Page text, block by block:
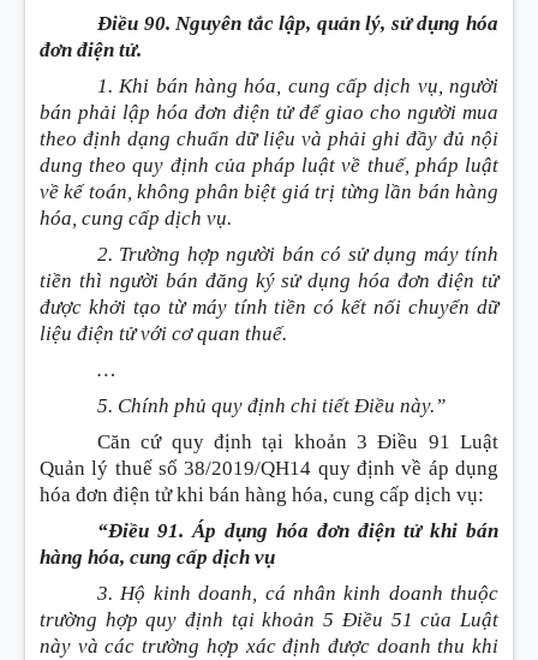
Điều 90. Nguyên tắc lập, quản lý, sử dụng hóa
đơn điện tử.
1. Khi bán hàng hóa, cung cấp dịch vụ, người
bán phải lập hóa đơn điện tử để giao cho người mua
theo định dạng chuẩn dữ liệu và phải ghi đầy đủ nội
dung theo quy định của pháp luật về thuế, pháp luật
về kế toán, không phân biệt giá trị từng lần bán hàng
hóa, cung cấp dịch vụ.
2. Trường hợp người bán có sử dụng máy tính
tiền thì người bán đăng ký sử dụng hóa đơn điện tử
được khởi tạo từ máy tính tiền có kết nối chuyển dữ
liệu điện tử với cơ quan thuế.
…
5. Chính phủ quy định chi tiết Điều này.”
Căn cứ quy định tại khoản 3 Điều 91 Luật
Quản lý thuế số 38/2019/QH14 quy định về áp dụng
hóa đơn điện tử khi bán hàng hóa, cung cấp dịch vụ:
“Điều 91. Áp dụng hóa đơn điện tử khi bán
hàng hóa, cung cấp dịch vụ
3. Hộ kinh doanh, cá nhân kinh doanh thuộc
trường hợp quy định tại khoản 5 Điều 51 của Luật
này và các trường hợp xác định được doanh thu khi